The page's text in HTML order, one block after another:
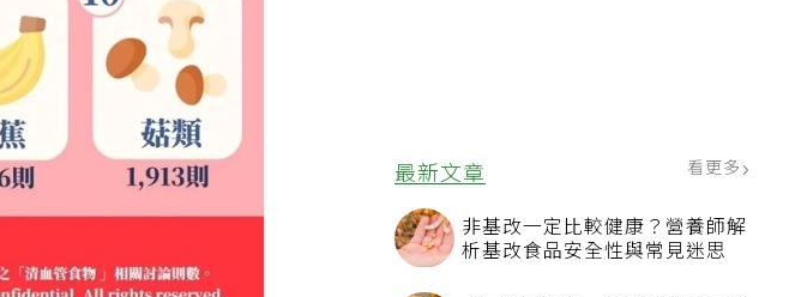
最新文章 看更多
非基改一定比較健康？營養師解
析基改食品安全性與常見迷思